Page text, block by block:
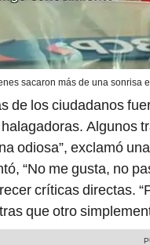
sacaron más de una sonrisa
de los ciudadanos
Algunos
odiosa”, exclamó
“No me gusta, no
críticas directas.
que otro